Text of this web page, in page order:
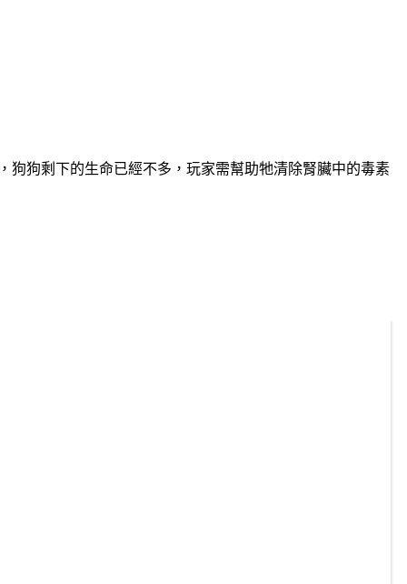
狗狗剩下的生命已經不多，玩家需幫助牠清除腎臟中的毒素